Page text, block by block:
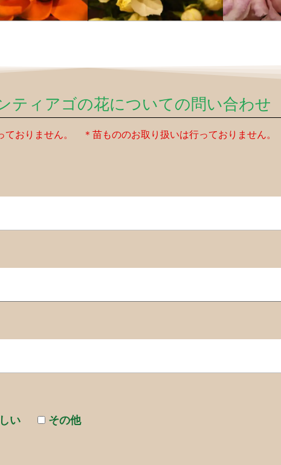
ティアゴの花についての問い合わせ
ておりません。 ＊苗もののお取り扱いは行っておりません。
い その他